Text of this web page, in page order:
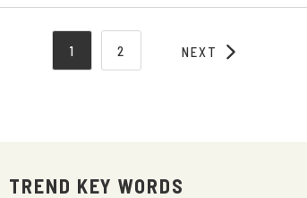
1 2 NEXT
TREND KEY WORDS